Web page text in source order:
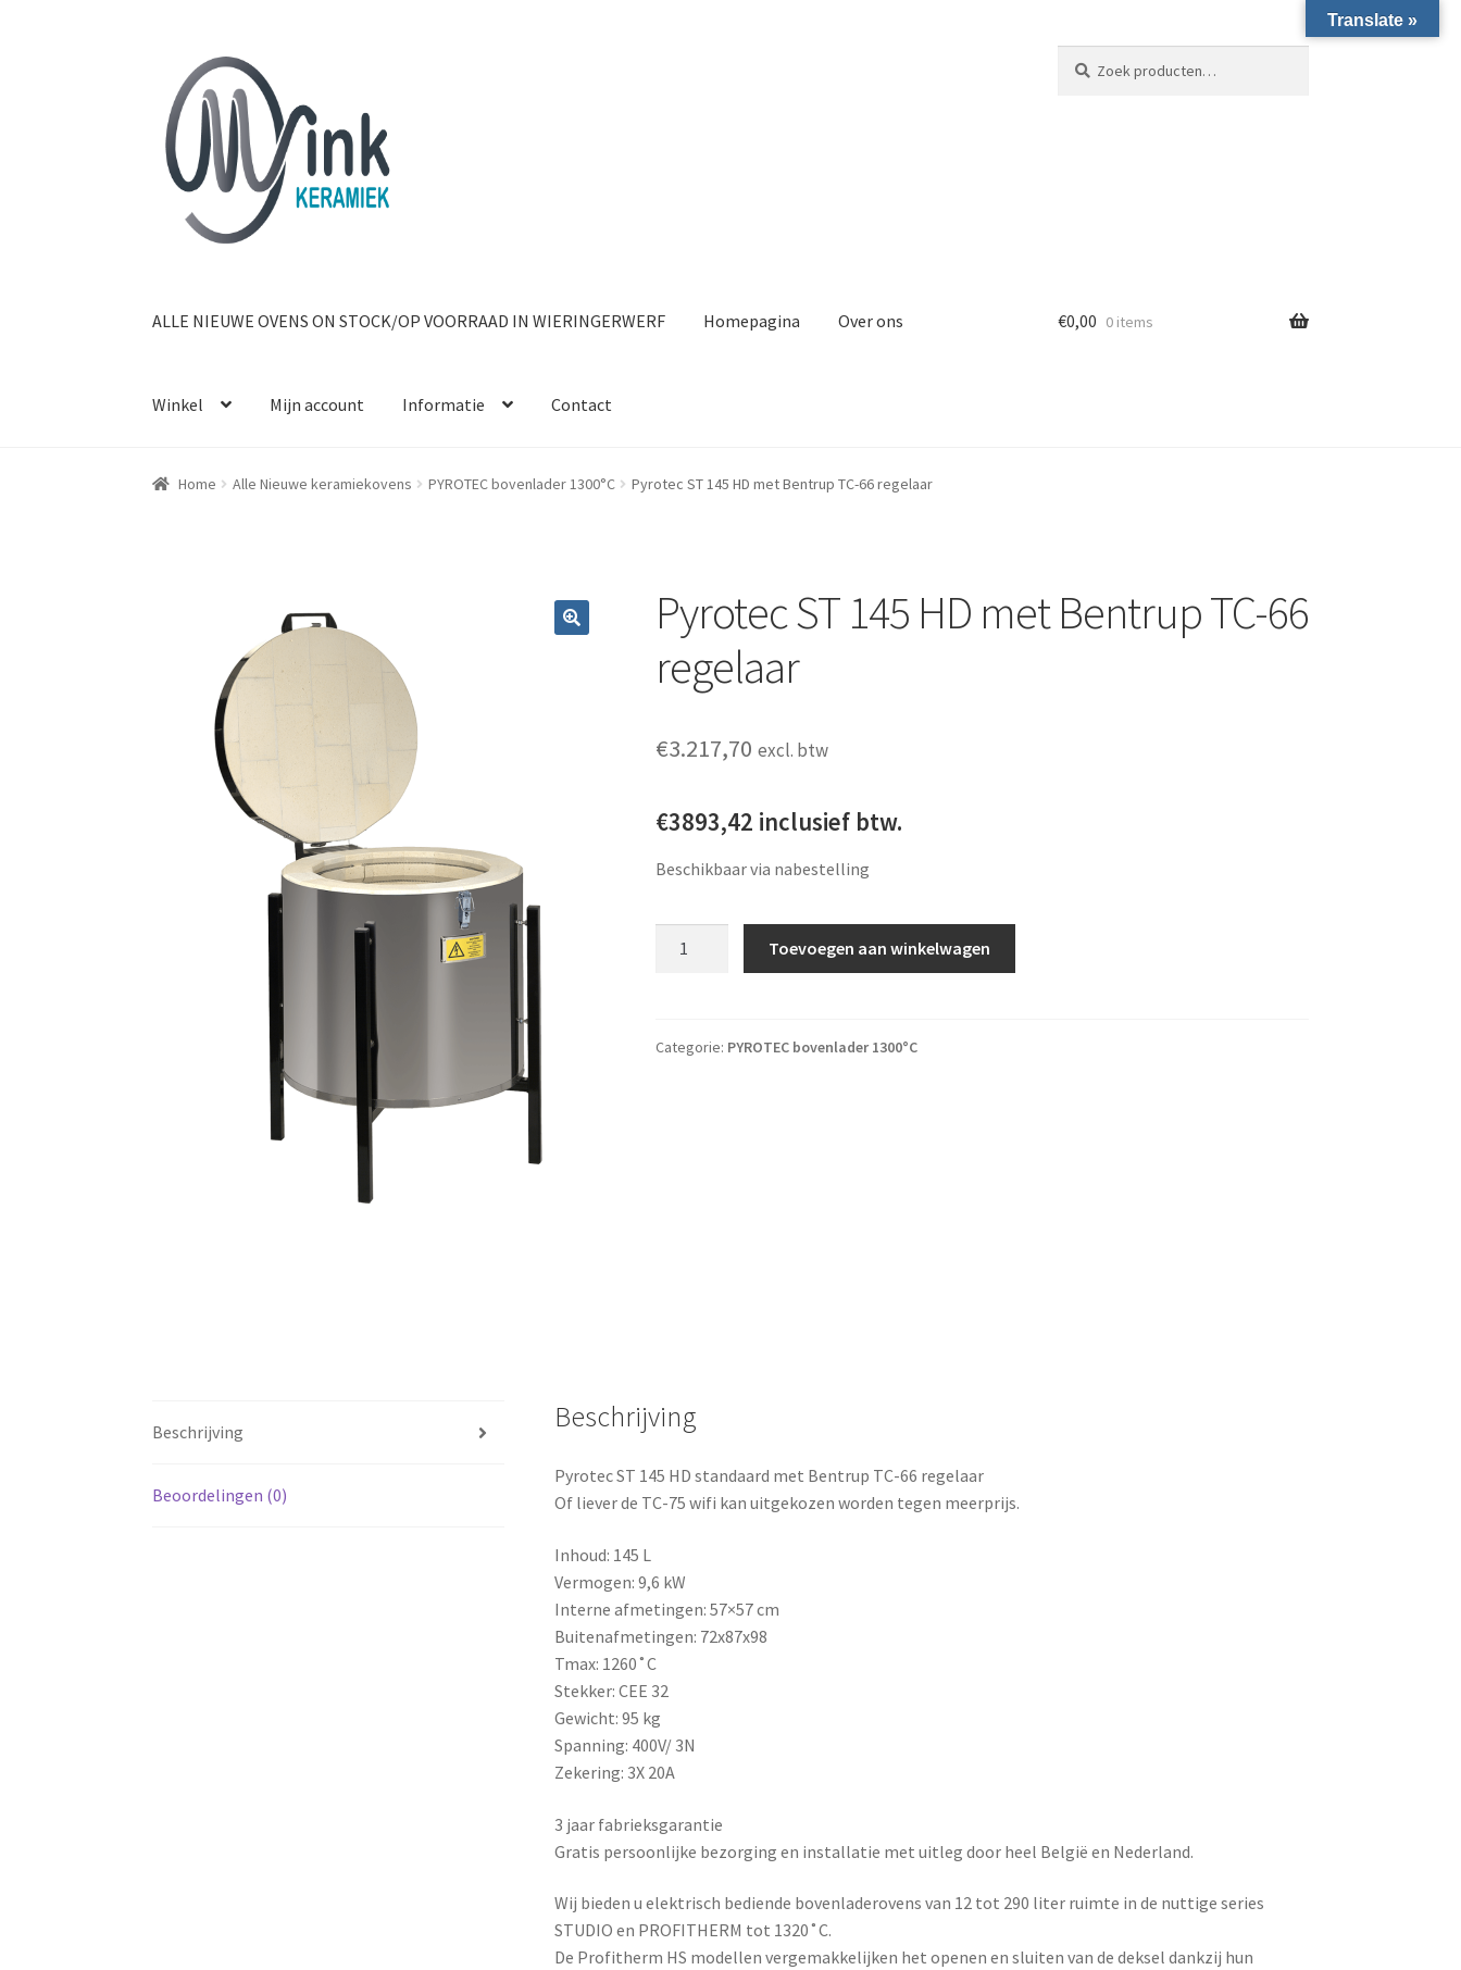
Ga door naar navigatie
Ga naar de inhoud
ALLE NIEUWE OVENS ON STOCK/OP VOORRAAD IN WIERINGERWERF Homepagina Over ons
Winkel Mijn account Informatie Contact
€0,00 0 items
Home Alle Nieuwe keramiekovens PYROTEC bovenlader 1300°C Pyrotec ST 145 HD met Bentrup TC-66 regelaar
Pyrotec ST 145 HD met Bentrup TC-66
regelaar
€3.217,70 excl. btw
€3893,42 inclusief btw.
Beschikbaar via nabestelling
Toevoegen aan winkelwagen
Categorie: PYROTEC bovenlader 1300°C
Beschrijving
Beoordelingen (0)
Beschrijving
Pyrotec ST 145 HD standaard met Bentrup TC-66 regelaar
Of liever de TC-75 wifi kan uitgekozen worden tegen meerprijs.
Inhoud: 145 L
Vermogen: 9,6 kW
Interne afmetingen: 57×57 cm
Buitenafmetingen: 72x87x98
Tmax: 1260˚C
Stekker: CEE 32
Gewicht: 95 kg
Spanning: 400V/ 3N
Zekering: 3X 20A
3 jaar fabrieksgarantie
Gratis persoonlijke bezorging en installatie met uitleg door heel België en Nederland.
Wij bieden u elektrisch bediende bovenladerovens van 12 tot 290 liter ruimte in de nuttige series
STUDIO en PROFITHERM tot 1320˚C.
De Profitherm HS modellen vergemakkelijken het openen en sluiten van de deksel dankzij hun
Translate »